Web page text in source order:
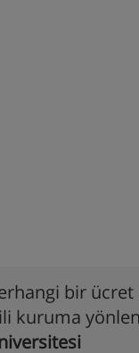
bir ücret
kuruma